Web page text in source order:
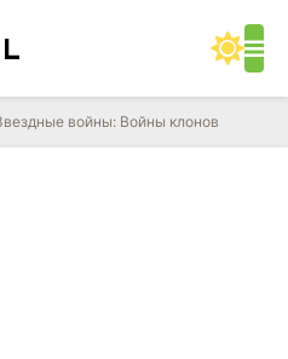
войны: Войны клонов